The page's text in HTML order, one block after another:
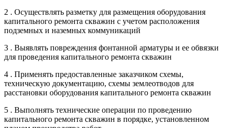
2 . Осуществлять разметку для размещения оборудования
капитального ремонта скважин с учетом расположения
подземных и наземных коммуникаций
3 . Выявлять повреждения фонтанной арматуры и ее обвязки
для проведения капитального ремонта скважин
4 . Применять предоставленные заказчиком схемы,
техническую документацию, схемы землеотводов для
расстановки оборудования капитального ремонта скважин
5 . Выполнять технические операции по проведению
капитального ремонта скважин в порядке, установленном